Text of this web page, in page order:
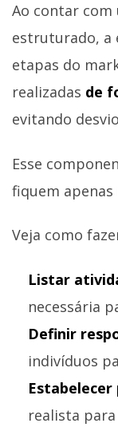
Ao contar com
estruturado, a
etapas do
realizadas de
evitando
Esse
fiquem apenas
Veja como
Listar
necessária
Definir
indivíduos
Estabelecer
realista